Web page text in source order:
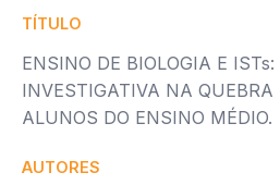
TÍTULO
ENSINO DE BIOLOGIA E
INVESTIGATIVA NA QUEBRA
ALUNOS DO ENSINO MÉDIO.
AUTORES